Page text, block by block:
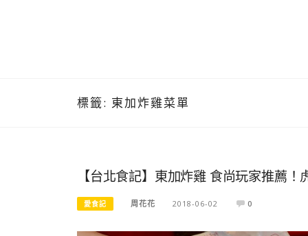
標籤: 東加炸雞菜單
【台北食記】東加炸雞 食尚玩家推薦
愛食記 周花花 2018-06-02 0